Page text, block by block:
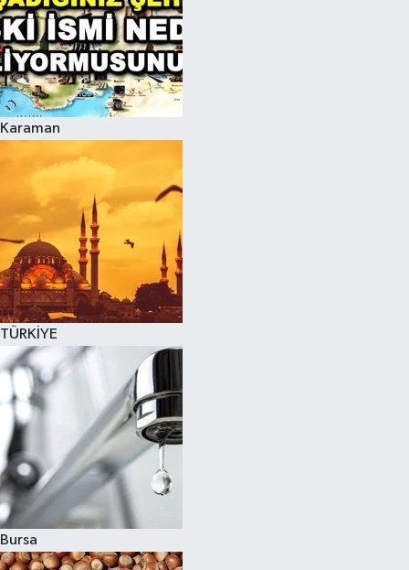
Karaman
TÜRKİYE
Bursa